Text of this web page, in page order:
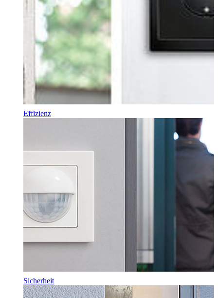
Effizienz
Sicherheit